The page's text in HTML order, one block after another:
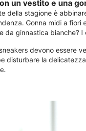
un vestito e una
della stagione è
Gonna midi a fiori
da ginnastica bianche?
devono essere
disturbare la